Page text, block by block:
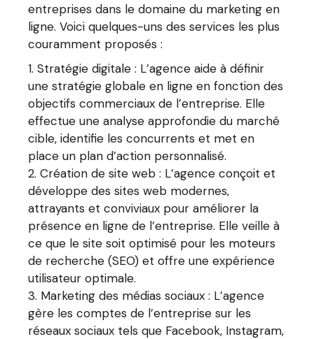
entreprises dans le domaine du marketing en
ligne. Voici quelques-uns des services les plus
couramment proposés :
Stratégie digitale : L’agence aide à définir
une stratégie globale en ligne en fonction des
objectifs commerciaux de l’entreprise. Elle
effectue une analyse approfondie du marché
cible, identifie les concurrents et met en
place un plan d’action personnalisé.
Création de site web : L’agence conçoit et
développe des sites web modernes,
attrayants et conviviaux pour améliorer la
présence en ligne de l’entreprise. Elle veille à
ce que le site soit optimisé pour les moteurs
de recherche (SEO) et offre une expérience
utilisateur optimale.
Marketing des médias sociaux : L’agence
gère les comptes de l’entreprise sur les
réseaux sociaux tels que Facebook, Instagram,